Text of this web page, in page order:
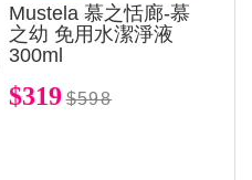
Mustela 慕之恬廊-慕
之幼 免用水潔淨液
300ml
$319 $598